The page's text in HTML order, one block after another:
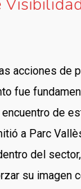
acciones de
fue
encuentro de
a Parc
del
su imagen